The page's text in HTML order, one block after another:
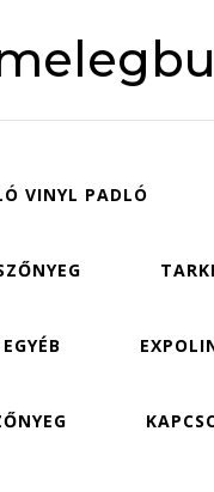
VINYL PADLÓ
EGYÉB